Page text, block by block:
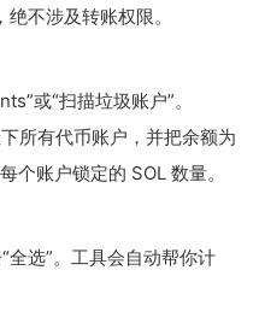
不涉及转账权限。
或“扫描垃圾账户”。
所有代币账户，并把余额为
个账户锁定的 SOL 数量。
全选”。工具会自动帮你计